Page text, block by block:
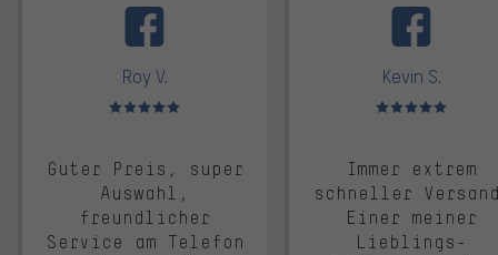
Roy V.
Bewertungen: 5 von 5
Guter Preis, super
Auswahl,
freundlicher
Service am Telefon
Kevin S.
Bewertungen: 5 von 5
Immer extrem
schneller
Einer meiner
Lieblings-